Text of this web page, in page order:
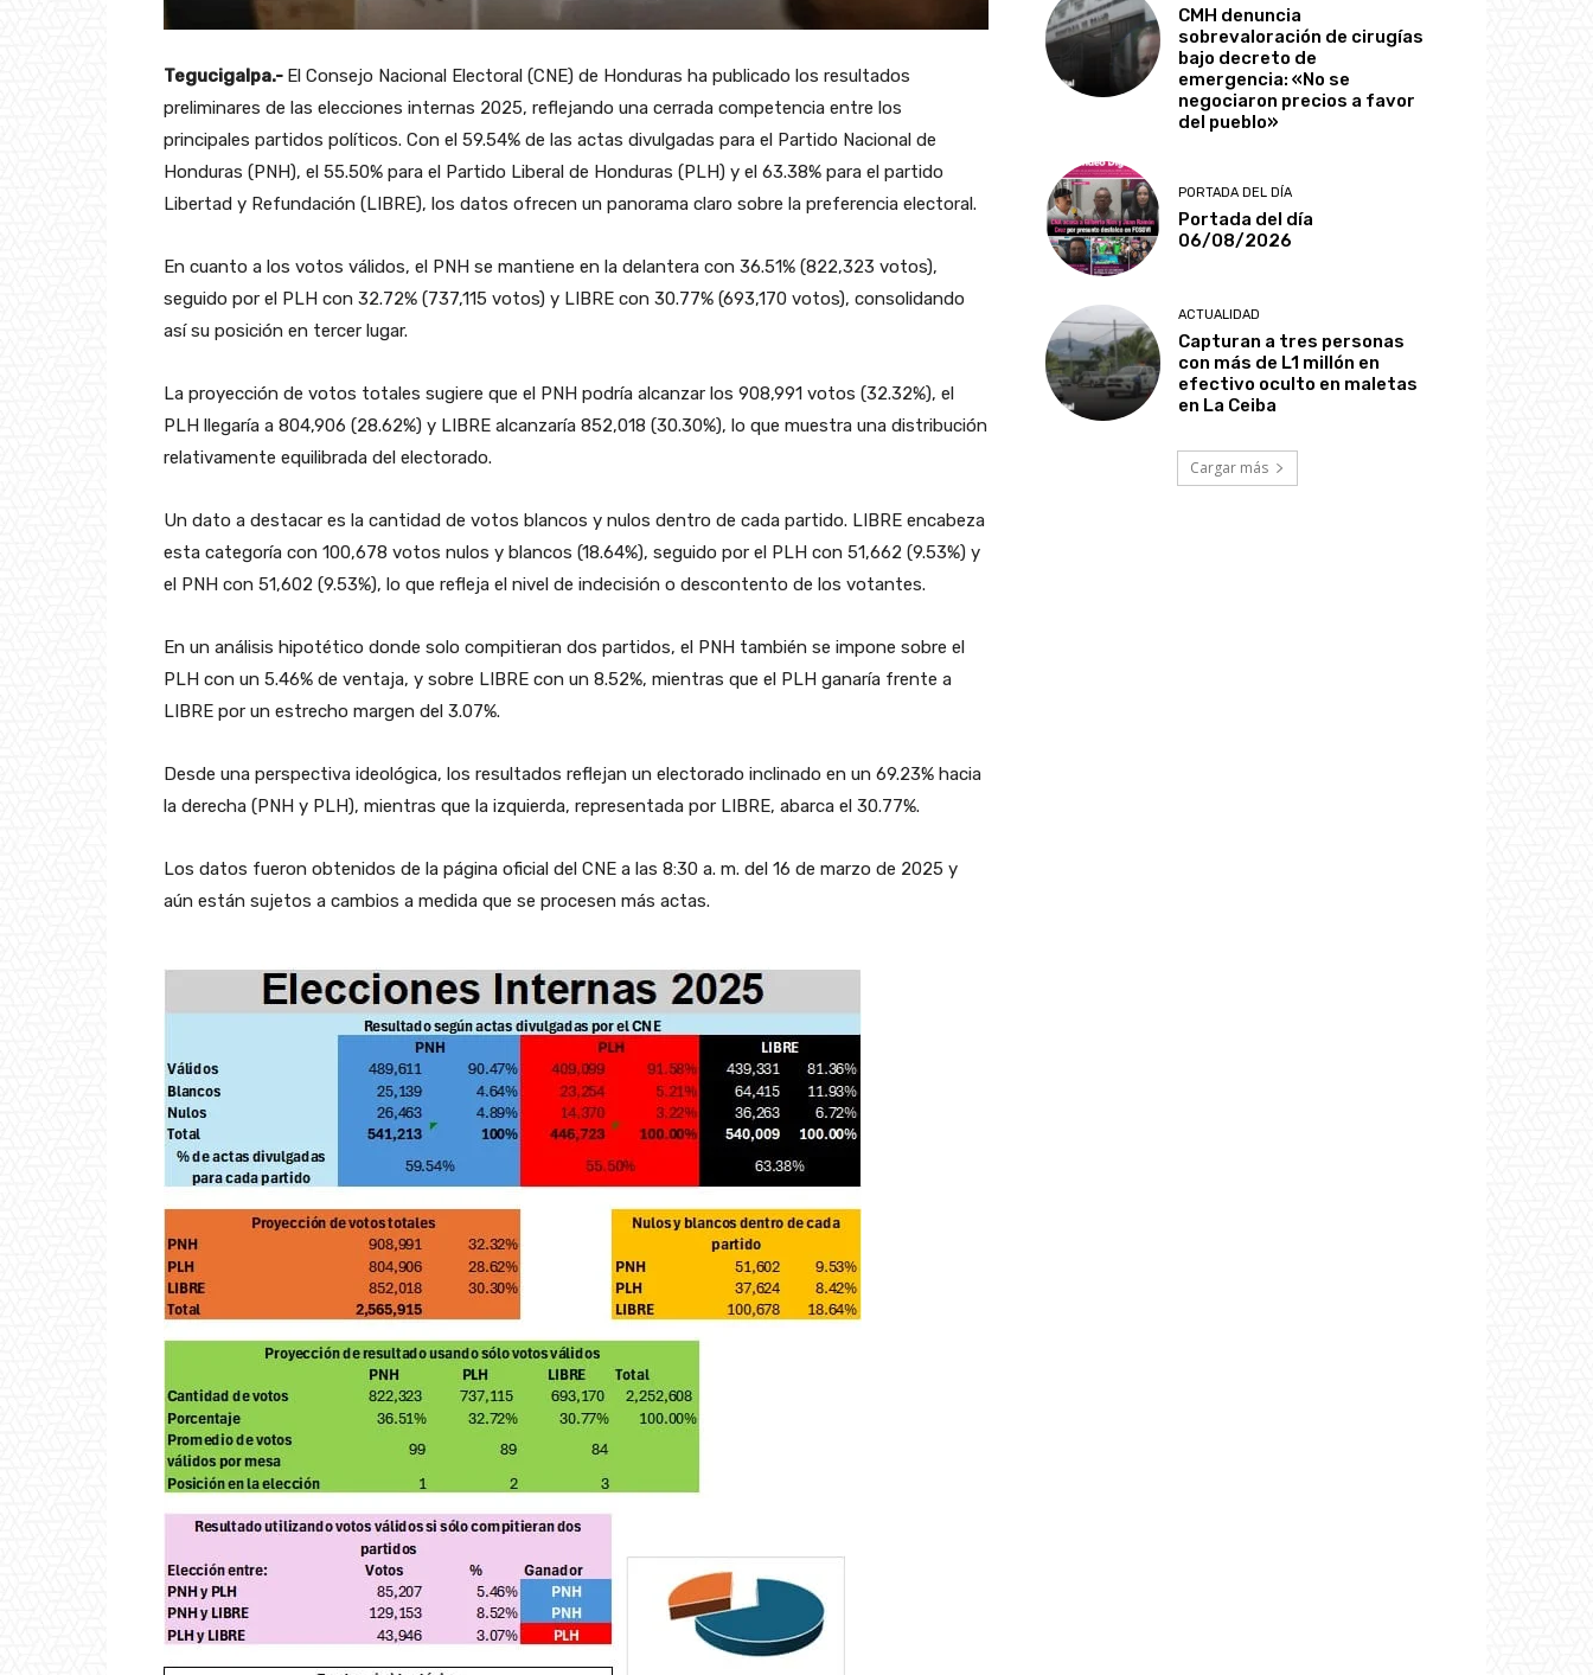
Tegucigalpa.- El Consejo Nacional Electoral (CNE) de Honduras ha publicado los resultados
preliminares de las elecciones internas 2025, reflejando una cerrada competencia entre los
principales partidos políticos. Con el 59.54% de las actas divulgadas para el Partido Nacional de
Honduras (PNH), el 55.50% para el Partido Liberal de Honduras (PLH) y el 63.38% para el partido
Libertad y Refundación (LIBRE), los datos ofrecen un panorama claro sobre la preferencia electoral.
En cuanto a los votos válidos, el PNH se mantiene en la delantera con 36.51% (822,323 votos),
seguido por el PLH con 32.72% (737,115 votos) y LIBRE con 30.77% (693,170 votos), consolidando
así su posición en tercer lugar.
La proyección de votos totales sugiere que el PNH podría alcanzar los 908,991 votos (32.32%), el
PLH llegaría a 804,906 (28.62%) y LIBRE alcanzaría 852,018 (30.30%), lo que muestra una distribución
relativamente equilibrada del electorado.
Un dato a destacar es la cantidad de votos blancos y nulos dentro de cada partido. LIBRE encabeza
esta categoría con 100,678 votos nulos y blancos (18.64%), seguido por el PLH con 51,662 (9.53%) y
el PNH con 51,602 (9.53%), lo que refleja el nivel de indecisión o descontento de los votantes.
En un análisis hipotético donde solo compitieran dos partidos, el PNH también se impone sobre el
PLH con un 5.46% de ventaja, y sobre LIBRE con un 8.52%, mientras que el PLH ganaría frente a
LIBRE por un estrecho margen del 3.07%.
Desde una perspectiva ideológica, los resultados reflejan un electorado inclinado en un 69.23% hacia
la derecha (PNH y PLH), mientras que la izquierda, representada por LIBRE, abarca el 30.77%.
Los datos fueron obtenidos de la página oficial del CNE a las 8:30 a. m. del 16 de marzo de 2025 y
aún están sujetos a cambios a medida que se procesen más actas.
CMH denuncia
sobrevaloración de cirugías
bajo decreto de
emergencia: «No se
negociaron precios a favor
del pueblo»
PORTADA DEL DÍA
Portada del día
06/08/2026
ACTUALIDAD
Capturan a tres personas
con más de L1 millón en
efectivo oculto en maletas
en La Ceiba
Cargar más